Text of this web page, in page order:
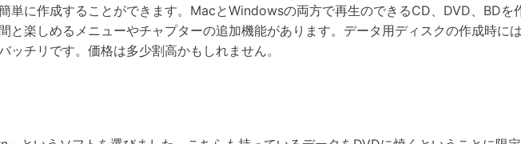
単に作成することができます。MacとWindowsの両方で再生のできるCD、DVD、BD
と楽しめるメニューやチャプターの追加機能があります。データ用ディスクの作成時に
ッチリです。価格は多少割高かもしれません。